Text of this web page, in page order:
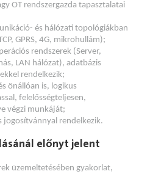
OT rendszergazda tapasztalatai
és hálózati topológiákban
GPRS, 4G, mikrohullám);
rendszerek (Server,
LAN hálózat), adatbázis
rendelkezik;
önállóan is, logikus
felelősségteljesen,
végzi munkáját;
jogosítvánnyal rendelkezik.
előnyt jelent
üzemeltetésében gyakorlat,